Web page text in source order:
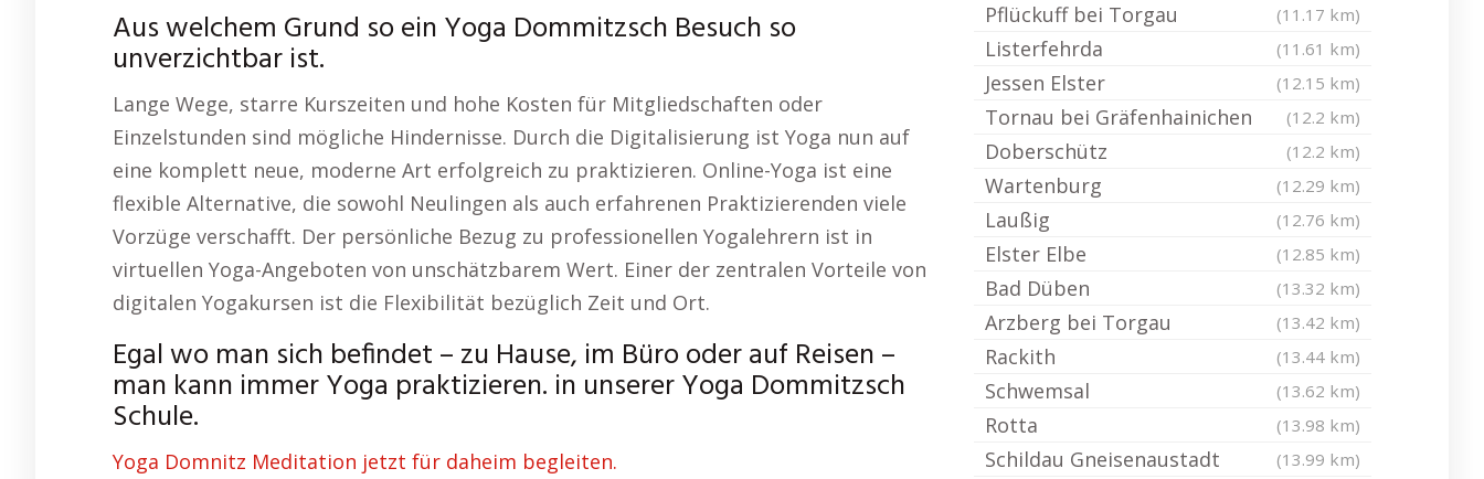
Aus welchem Grund so ein Yoga Dommitzsch Besuch so
unverzichtbar ist.
Lange Wege, starre Kurszeiten und hohe Kosten für Mitgliedschaften oder
Einzelstunden sind mögliche Hindernisse. Durch die Digitalisierung ist Yoga nun auf
eine komplett neue, moderne Art erfolgreich zu praktizieren. Online-Yoga ist eine
flexible Alternative, die sowohl Neulingen als auch erfahrenen Praktizierenden viele
Vorzüge verschafft. Der persönliche Bezug zu professionellen Yogalehrern ist in
virtuellen Yoga-Angeboten von unschätzbarem Wert. Einer der zentralen Vorteile von
digitalen Yogakursen ist die Flexibilität bezüglich Zeit und Ort.
Egal wo man sich befindet – zu Hause, im Büro oder auf Reisen –
man kann immer Yoga praktizieren. in unserer Yoga Dommitzsch
Schule.
Yoga Domnitz Meditation jetzt für daheim begleiten.
Pflückuff bei Torgau (11.17 km)
Listerfehrda (11.61 km)
Jessen Elster (12.15 km)
Tornau bei Gräfenhainichen (12.2 km)
Doberschütz (12.2 km)
Wartenburg (12.29 km)
Laußig (12.76 km)
Elster Elbe (12.85 km)
Bad Düben (13.32 km)
Arzberg bei Torgau (13.42 km)
Rackith (13.44 km)
Schwemsal (13.62 km)
Rotta (13.98 km)
Schildau Gneisenaustadt (13.99 km)